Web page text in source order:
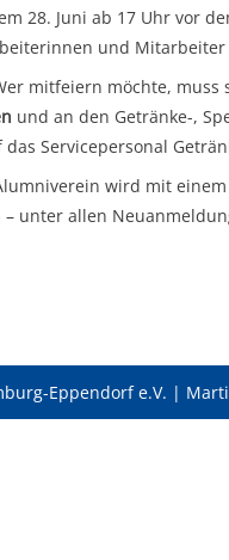
28. Juni ab 17 Uhr vor
und Mitarbeiter
mitfeiern möchte, muss
und an den Getränke-,
Servicepersonal
wird mit
– unter allen
Eppendorf e.V. |